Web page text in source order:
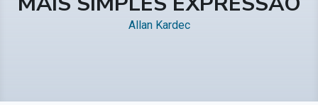
Allan Kardec